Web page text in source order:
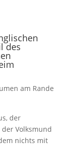
des
der
Volksmund
nichts mit